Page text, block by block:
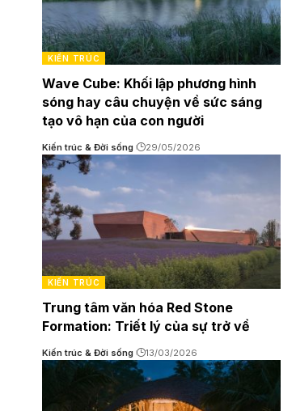
KIẾN TRÚC
Wave Cube: Khối lập phương hình
sóng hay câu chuyện về sức sáng
tạo vô hạn của con người
Kiến trúc & Đời sống 29/05/2026
KIẾN TRÚC
Trung tâm văn hóa Red Stone
Formation: Triết lý của sự trở về
Kiến trúc & Đời sống 13/03/2026